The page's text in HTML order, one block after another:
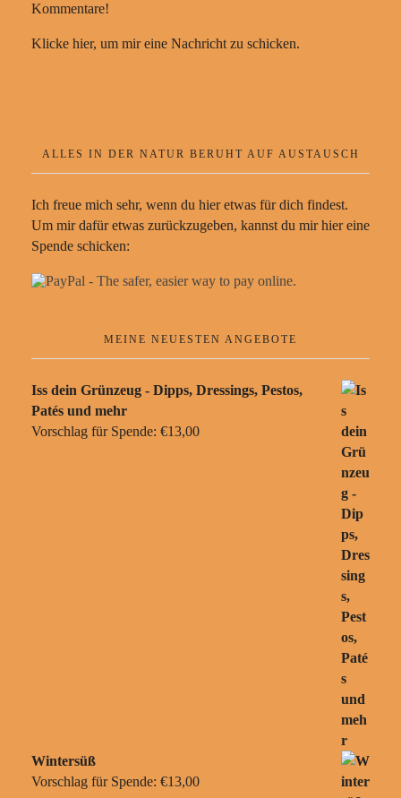
Kommentare!
Klicke hier, um mir eine Nachricht zu schicken.
ALLES IN DER NATUR BERUHT AUF AUSTAUSCH
Ich freue mich sehr, wenn du hier etwas für dich findest.
Um mir dafür etwas zurückzugeben, kannst du mir hier eine
Spende schicken:
MEINE NEUESTEN ANGEBOTE
Iss dein Grünzeug - Dipps, Dressings, Pestos,
Patés und mehr
Vorschlag für Spende: €13,00
Wintersüß
Vorschlag für Spende: €13,00